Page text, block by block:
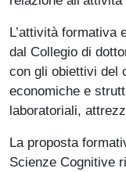
L’attività formativa
dal Collegio di
con gli obiettivi del
economiche e
laboratoriali,
La proposta
Scienze Cognitive